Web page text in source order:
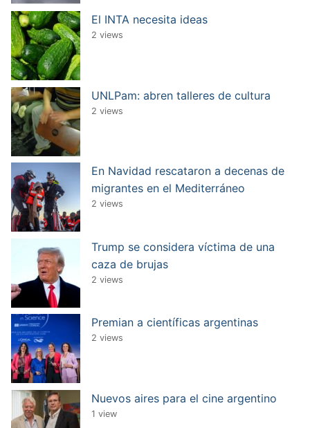
El INTA necesita ideas
2 views
UNLPam: abren talleres de cultura
2 views
En Navidad rescataron a decenas de
migrantes en el Mediterráneo
2 views
Trump se considera víctima de una
caza de brujas
2 views
Premian a científicas argentinas
2 views
Nuevos aires para el cine argentino
1 view